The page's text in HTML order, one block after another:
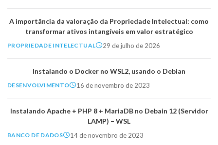
A importância da valoração da Propriedade Intelectual: como
transformar ativos intangíveis em valor estratégico
PROPRIEDADE INTELECTUAL 29 de julho de 2026
Instalando o Docker no WSL2, usando o Debian
DESENVOLVIMENTO 16 de novembro de 2023
Instalando Apache + PHP 8 + MariaDB no Debain 12 (Servidor
LAMP) – WSL
BANCO DE DADOS 14 de novembro de 2023